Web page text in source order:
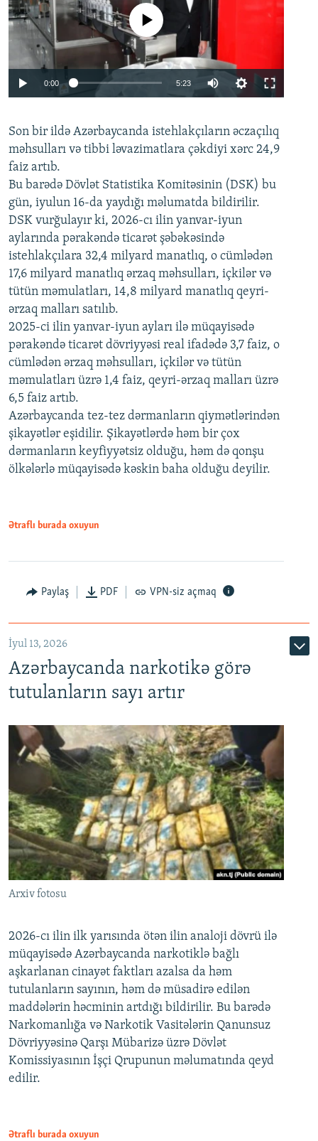
Auto 240p 360p 480p
720p 1080p
No media source currently available
0:00 5:23
360p
480p
720p
1080p
Son bir ildə Azərbaycanda istehlakçıların əczaçılıq
məhsulları və tibbi ləvazimatlara çəkdiyi xərc 24,9
faiz artıb.
Bu barədə Dövlət Statistika Komitəsinin (DSK) bu
gün, iyulun 16-da yaydığı məlumatda bildirilir.
DSK vurğulayır ki, 2026-cı ilin yanvar-iyun
aylarında pərakəndə ticarət şəbəkəsində
istehlakçılara 32,4 milyard manatlıq, o cümlədən
17,6 milyard manatlıq ərzaq məhsulları, içkilər və
tütün məmulatları, 14,8 milyard manatlıq qeyri-
ərzaq malları satılıb.
2025-ci ilin yanvar-iyun ayları ilə müqayisədə
pərakəndə ticarət dövriyyəsi real ifadədə 3,7 faiz, o
cümlədən ərzaq məhsulları, içkilər və tütün
məmulatları üzrə 1,4 faiz, qeyri-ərzaq malları üzrə
6,5 faiz artıb.
Azərbaycanda tez-tez dərmanların qiymətlərindən
şikayətlər eşidilir. Şikayətlərdə həm bir çox
dərmanların keyfiyyətsiz olduğu, həm də qonşu
ölkələrlə müqayisədə kəskin baha olduğu deyilir.
Ətraflı burada oxuyun
Paylaş PDF VPN-siz açmaq
İyul 13, 2026
Azərbaycanda narkotikə görə
tutulanların sayı artır
Arxiv fotosu
2026-cı ilin ilk yarısında ötən ilin analoji dövrü ilə
müqayisədə Azərbaycanda narkotiklə bağlı
aşkarlanan cinayət faktları azalsa da həm
tutulanların sayının, həm də müsadirə edilən
maddələrin həcminin artdığı bildirilir. Bu barədə
Narkomanlığa və Narkotik Vasitələrin Qanunsuz
Dövriyyəsinə Qarşı Mübarizə üzrə Dövlət
Komissiyasının İşçi Qrupunun məlumatında qeyd
edilir.
Ətraflı burada oxuyun